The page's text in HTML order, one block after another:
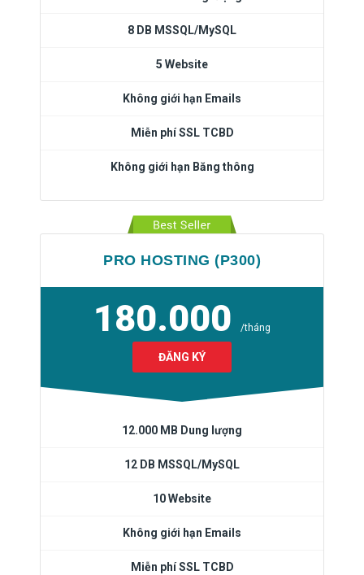
8 DB MSSQL/MySQL
5 Website
Không giới hạn Emails
Miễn phí SSL TCBD
Không giới hạn Băng thông
PRO HOSTING (P300)
180.000 /tháng
ĐĂNG KÝ
12.000 MB Dung lượng
12 DB MSSQL/MySQL
10 Website
Không giới hạn Emails
Miễn phí SSL TCBD